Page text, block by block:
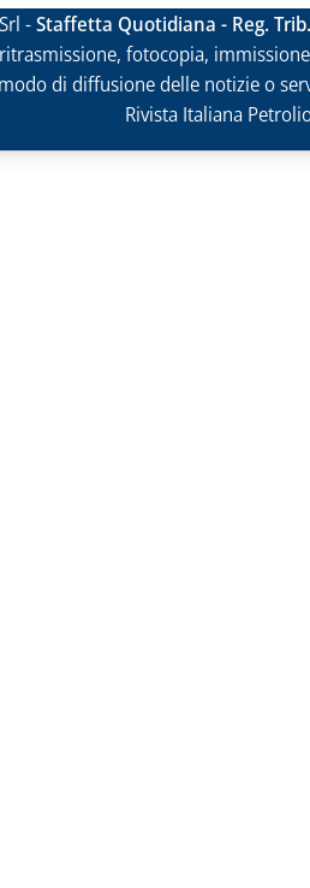
-Staffetta Quotidiana - Reg.
fotocopia,
di diffusione delle notizie o
Rivista Italiana